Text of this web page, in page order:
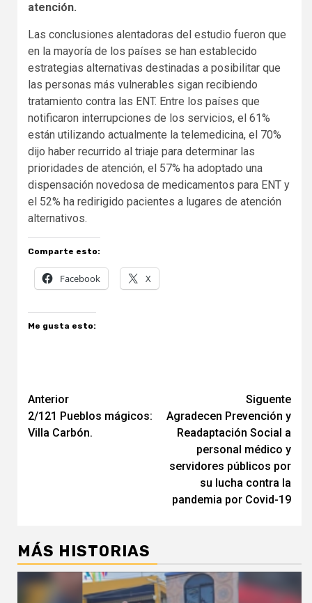
atención.
Las conclusiones alentadoras del estudio fueron que
en la mayoría de los países se han establecido
estrategias alternativas destinadas a posibilitar que
las personas más vulnerables sigan recibiendo
tratamiento contra las ENT. Entre los países que
notificaron interrupciones de los servicios, el 61%
están utilizando actualmente la telemedicina, el 70%
dijo haber recurrido al triaje para determinar las
prioridades de atención, el 57% ha adoptado una
dispensación novedosa de medicamentos para ENT y
el 52% ha redirigido pacientes a lugares de atención
alternativos.
Comparte esto:
Facebook X
Me gusta esto:
Navegación
de
Anterior
2/121 Pueblos mágicos:
Villa Carbón.
Siguente
Agradecen Prevención y
Readaptación Social a
personal médico y
servidores públicos por
su lucha contra la
pandemia por Covid-19
MÁS HISTORIAS